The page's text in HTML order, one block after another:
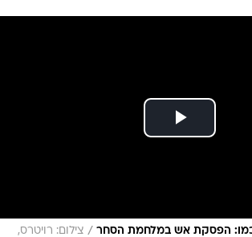
הפסקת אש במלחמת הסחר / צילום: רויטרס,